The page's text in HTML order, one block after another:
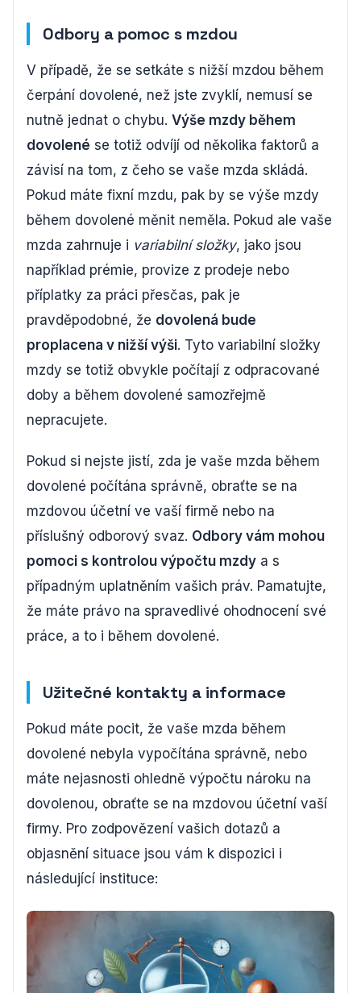
Odbory a pomoc s mzdou
V případě, že se setkáte s nižší mzdou během
čerpání dovolené, než jste zvyklí, nemusí se
nutně jednat o chybu. Výše mzdy během
dovolené se totiž odvíjí od několika faktorů a
závisí na tom, z čeho se vaše mzda skládá.
Pokud máte fixní mzdu, pak by se výše mzdy
během dovolené měnit neměla. Pokud ale vaše
mzda zahrnuje i variabilní složky, jako jsou
například prémie, provize z prodeje nebo
příplatky za práci přesčas, pak je
pravděpodobné, že dovolená bude
proplacena v nižší výši. Tyto variabilní složky
mzdy se totiž obvykle počítají z odpracované
doby a během dovolené samozřejmě
nepracujete.
Pokud si nejste jistí, zda je vaše mzda během
dovolené počítána správně, obraťte se na
mzdovou účetní ve vaší firmě nebo na
příslušný odborový svaz. Odbory vám mohou
pomoci s kontrolou výpočtu mzdy a s
případným uplatněním vašich práv. Pamatujte,
že máte právo na spravedlivé ohodnocení své
práce, a to i během dovolené.
Užitečné kontakty a informace
Pokud máte pocit, že vaše mzda během
dovolené nebyla vypočítána správně, nebo
máte nejasnosti ohledně výpočtu nároku na
dovolenou, obraťte se na mzdovou účetní vaší
firmy. Pro zodpovězení vašich dotazů a
objasnění situace jsou vám k dispozici i
následující instituce: